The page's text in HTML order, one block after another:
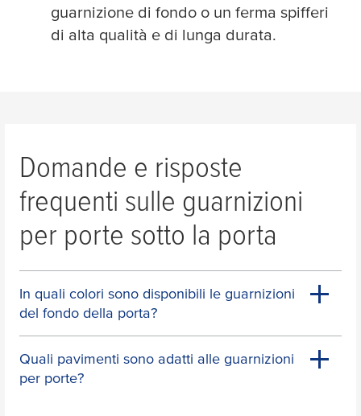
guarnizione di fondo o un ferma spifferi
di alta qualità e di lunga durata.
Domande e risposte
frequenti sulle guarnizioni
per porte sotto la porta
In quali colori sono disponibili le guarnizioni
del fondo della porta?
Quali pavimenti sono adatti alle guarnizioni
per porte?